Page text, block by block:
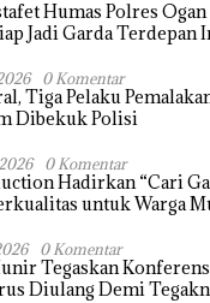
Humas Polres
Jadi Garda Terdepan
0 Komentar
Tiga Pelaku
Dibekuk Polisi
0 Komentar
Hadirkan “Cari
untuk Warga
0 Komentar
Tegaskan
Diulang Demi